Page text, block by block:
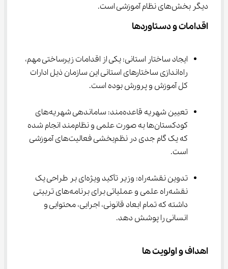
دیگر بخش‌های نظام آموزشی است.
اقدامات و دستاوردها
ایجاد ساختار استانی: یکی از اقدامات زیرساختی مهم،
راه‌اندازی ساختارهای استانی این سازمان ذیل ادارات
کل آموزش و پرورش بوده است.
تعیین شهریه قاعده‌مند: ساماندهی شهریه‌های
کودکستان‌ها به صورت علمی و نظام‌مند انجام شده
که یک گام جدی در نظم‌بخشی فعالیت‌های آموزشی
است.
تدوین نقشه‌راه: وزیر تأکید ویژه‌ای بر طراحی یک
نقشه‌راه علمی و عملیاتی برای برنامه‌های تربیتی
داشته که تمام ابعاد قانونی، اجرایی، محتوایی و
انسانی را پوشش دهد.
اهداف و اولویت ها